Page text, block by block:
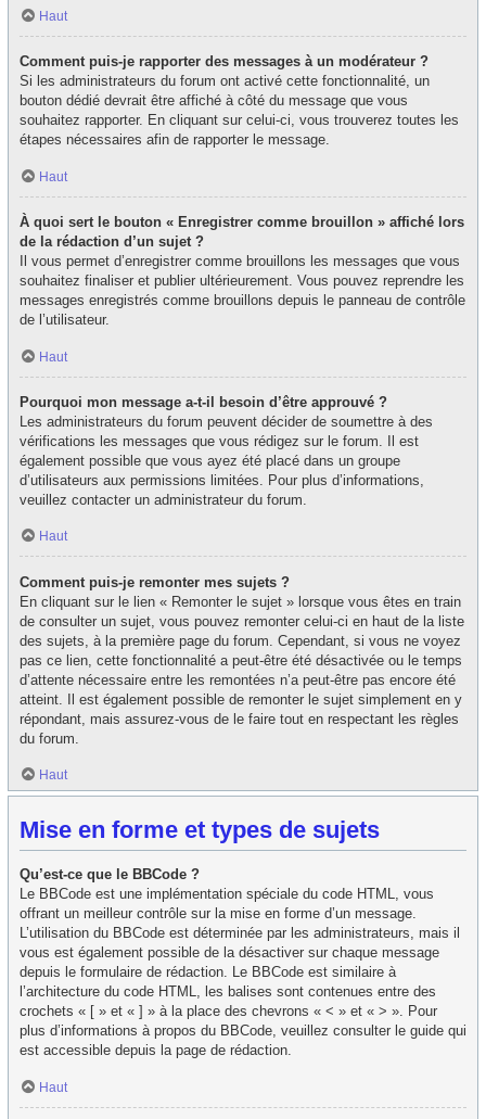
Haut
Comment puis-je rapporter des messages à un modérateur ?
Si les administrateurs du forum ont activé cette fonctionnalité, un
bouton dédié devrait être affiché à côté du message que vous
souhaitez rapporter. En cliquant sur celui-ci, vous trouverez toutes les
étapes nécessaires afin de rapporter le message.
Haut
À quoi sert le bouton « Enregistrer comme brouillon » affiché lors
de la rédaction d’un sujet ?
Il vous permet d’enregistrer comme brouillons les messages que vous
souhaitez finaliser et publier ultérieurement. Vous pouvez reprendre les
messages enregistrés comme brouillons depuis le panneau de contrôle
de l’utilisateur.
Haut
Pourquoi mon message a-t-il besoin d’être approuvé ?
Les administrateurs du forum peuvent décider de soumettre à des
vérifications les messages que vous rédigez sur le forum. Il est
également possible que vous ayez été placé dans un groupe
d’utilisateurs aux permissions limitées. Pour plus d’informations,
veuillez contacter un administrateur du forum.
Haut
Comment puis-je remonter mes sujets ?
En cliquant sur le lien « Remonter le sujet » lorsque vous êtes en train
de consulter un sujet, vous pouvez remonter celui-ci en haut de la liste
des sujets, à la première page du forum. Cependant, si vous ne voyez
pas ce lien, cette fonctionnalité a peut-être été désactivée ou le temps
d’attente nécessaire entre les remontées n’a peut-être pas encore été
atteint. Il est également possible de remonter le sujet simplement en y
répondant, mais assurez-vous de le faire tout en respectant les règles
du forum.
Haut
Mise en forme et types de sujets
Qu’est-ce que le BBCode ?
Le BBCode est une implémentation spéciale du code HTML, vous
offrant un meilleur contrôle sur la mise en forme d’un message.
L’utilisation du BBCode est déterminée par les administrateurs, mais il
vous est également possible de la désactiver sur chaque message
depuis le formulaire de rédaction. Le BBCode est similaire à
l’architecture du code HTML, les balises sont contenues entre des
crochets « [ » et « ] » à la place des chevrons « < » et « > ». Pour
plus d’informations à propos du BBCode, veuillez consulter le guide qui
est accessible depuis la page de rédaction.
Haut